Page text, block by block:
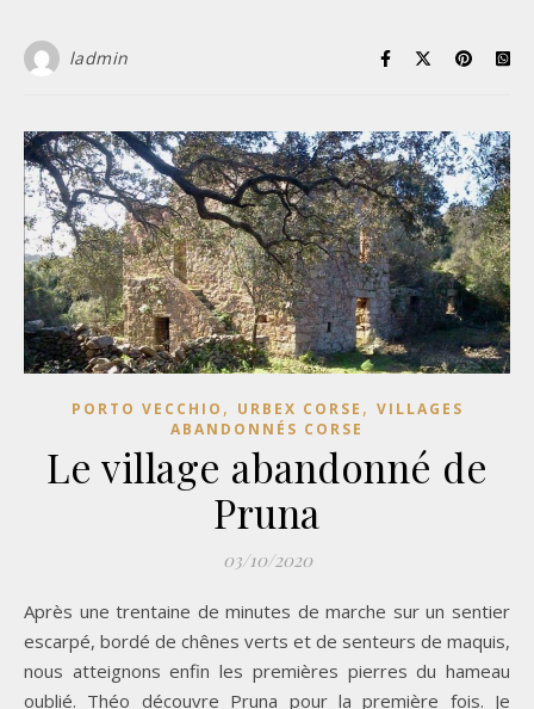
ladmin
PORTO VECCHIO , URBEX CORSE , VILLAGES
ABANDONNÉS CORSE
Le village abandonné de
Pruna
03/10/2020
Après une trentaine de minutes de marche sur un sentier
escarpé, bordé de chênes verts et de senteurs de maquis,
nous atteignons enfin les premières pierres du hameau
oublié. Théo découvre Pruna pour la première fois. Je